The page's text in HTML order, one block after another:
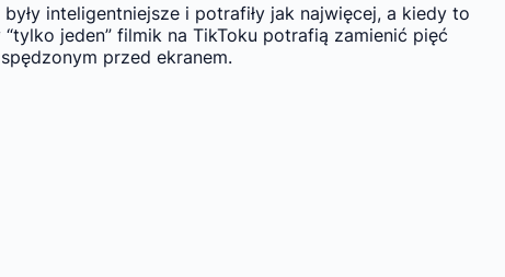
inteligentniejsze i potrafiły jak najwięcej, a kiedy to
jeden” filmik na TikToku potrafią zamienić pięć
przed ekranem.